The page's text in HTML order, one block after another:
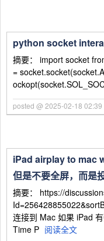
python socket
摘要： import socket
=
posted @ 2025-02-18 02:39
iPad airplay to mac
但是不要全屏，而是
摘要： https://
连接到 Mac 如果 iPad
Time P 阅读全文